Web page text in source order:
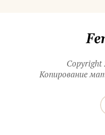
Copyright
Копирование